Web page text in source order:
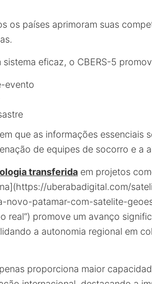
os países aprimoram suas
sistema eficaz, o CBERS-5
evento
que as informações essenciais
de equipes de socorro e a
transferida em projetos
uberabadigital.com/
novo-patamar-com-satelite-
real”) promove um avanço
a autonomia regional em
proporciona maior